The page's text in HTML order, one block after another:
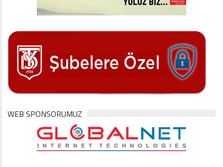
WEB SPONSORUMUZ